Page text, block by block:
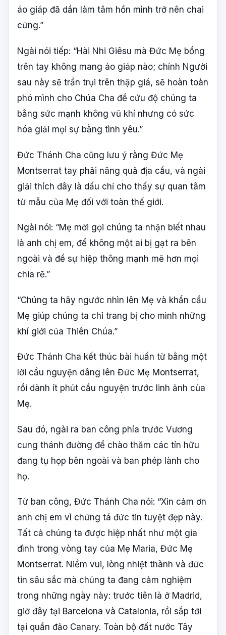
áo giáp đã dần làm tâm hồn mình trở nên chai
cứng.”
Ngài nói tiếp: “Hài Nhi Giêsu mà Đức Mẹ bồng
trên tay không mang áo giáp nào; chính Người
sau này sẽ trần trụi trên thập giá, sẽ hoàn toàn
phó mình cho Chúa Cha để cứu độ chúng ta
bằng sức mạnh không vũ khí nhưng có sức
hóa giải mọi sự bằng tình yêu.”
Đức Thánh Cha cũng lưu ý rằng Đức Mẹ
Montserrat tay phải nâng quả địa cầu, và ngài
giải thích đây là dấu chỉ cho thấy sự quan tâm
từ mẫu của Mẹ đối với toàn thế giới.
Ngài nói: “Mẹ mời gọi chúng ta nhận biết nhau
là anh chị em, để không một ai bị gạt ra bên
ngoài và để sự hiệp thông mạnh mẽ hơn mọi
chia rẽ.”
“Chúng ta hãy ngước nhìn lên Mẹ và khẩn cầu
Mẹ giúp chúng ta chỉ trang bị cho mình những
khí giới của Thiên Chúa.”
Đức Thánh Cha kết thúc bài huấn từ bằng một
lời cầu nguyện dâng lên Đức Mẹ Montserrat,
rồi dành ít phút cầu nguyện trước linh ảnh của
Mẹ.
Sau đó, ngài ra ban công phía trước Vương
cung thánh đường để chào thăm các tín hữu
đang tụ họp bên ngoài và ban phép lành cho
họ.
Từ ban công, Đức Thánh Cha nói: “Xin cảm ơn
anh chị em vì chứng tá đức tin tuyệt đẹp này.
Tất cả chúng ta được hiệp nhất như một gia
đình trong vòng tay của Mẹ Maria, Đức Mẹ
Montserrat. Niềm vui, lòng nhiệt thành và đức
tin sâu sắc mà chúng ta đang cảm nghiệm
trong những ngày này: trước tiên là ở Madrid,
giờ đây tại Barcelona và Catalonia, rồi sắp tới
tại quần đảo Canary. Toàn bộ đất nước Tây